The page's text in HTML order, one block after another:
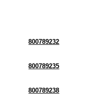
800789232
800789235
800789238